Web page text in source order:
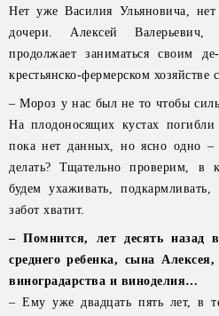
Нет уже Василия Ульяновича,
дочери. Алексей Валерьевич,
продолжает заниматься своим
крестьянско-фермерском хозяйстве
– Мороз у нас был не то чтобы
На плодоносящих кустах
пока нет данных, но ясно одно –
делать? Тщательно проверим, в
будем ухаживать,
забот хватит.
– Помнится, лет десять назад
среднего ребенка, сына
виноградарства и виноделия…
– Ему уже двадцать пять лет, в